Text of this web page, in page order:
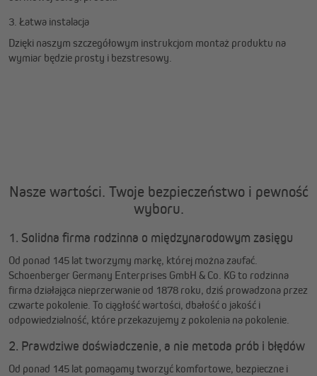
3. Łatwa instalacja
Dzięki naszym szczegółowym instrukcjom montaż produktu na
wymiar będzie prosty i bezstresowy.
Nasze wartości. Twoje bezpieczeństwo i pewność
wyboru.
1. Solidna firma rodzinna o międzynarodowym zasięgu
Od ponad 145 lat tworzymy markę, której można zaufać.
Schoenberger Germany Enterprises GmbH & Co. KG to rodzinna
firma działająca nieprzerwanie od 1878 roku, dziś prowadzona przez
czwarte pokolenie. To ciągłość wartości, dbałość o jakość i
odpowiedzialność, które przekazujemy z pokolenia na pokolenie.
2. Prawdziwe doświadczenie, a nie metoda prób i błędów
Od ponad 145 lat pomagamy tworzyć komfortowe, bezpieczne i